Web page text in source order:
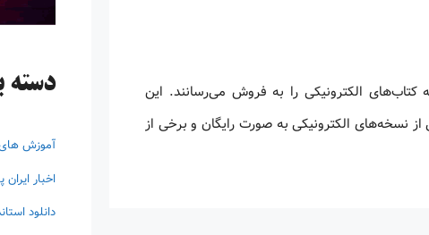
کتاب‌های الکترونیکی را به فروش می‌رسانند. این
نسخه‌های الکترونیکی به صورت رایگان و برخی از
دسته‌
آموزش
اخبار ایران
دانلود